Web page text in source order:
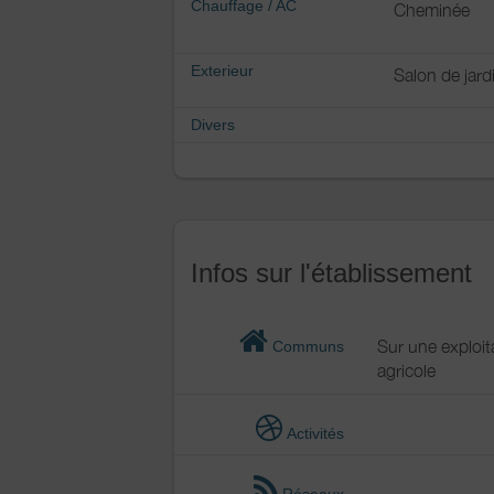
Chauffage / AC Cheminée
Exterieur Salon de
Divers
Infos sur l'établissement
Communs
Sur une
agricole
Activités